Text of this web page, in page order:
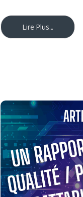
Lire Plus...